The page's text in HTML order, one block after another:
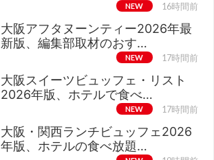
NEW 16時間前
大阪アフタヌーンティー2026年最
新版、編集部取材のおす…
NEW 17時間前
大阪スイーツビュッフェ・リスト
2026年版、ホテルで食べ…
NEW 17時間前
大阪・関西ランチビュッフェ2026
年版、ホテルの食べ放題…